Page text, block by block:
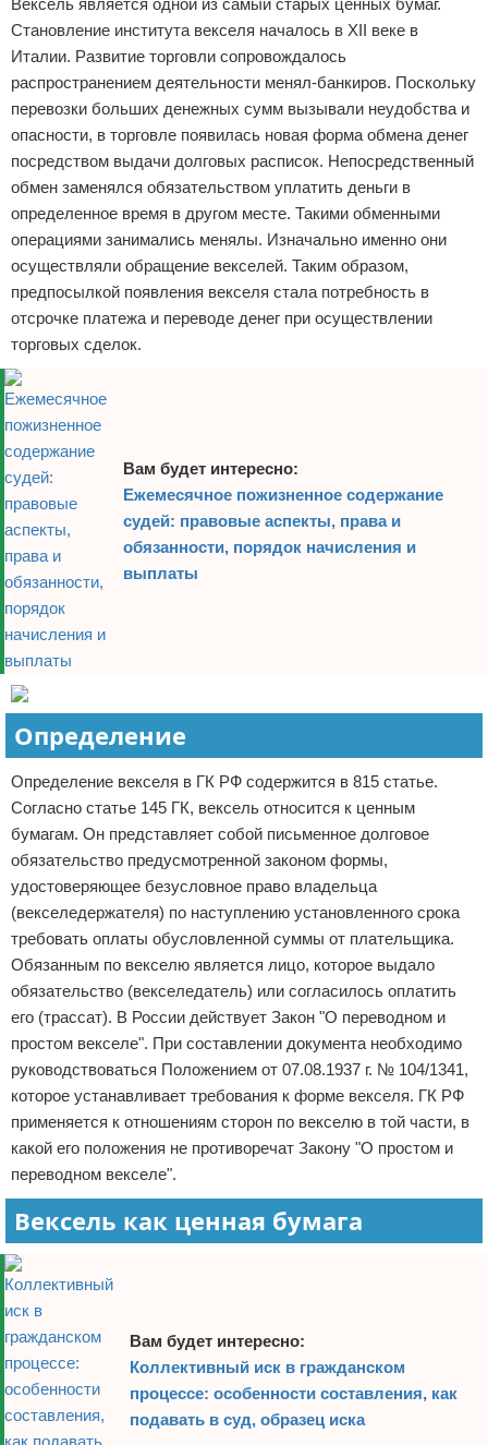
Кино и сериалы
Покупки
Мода и стиль
Отказ от ответственности
Вексель является одной из самый старых ценных бумаг.
Становление института векселя началось в XII веке в
Италии. Развитие торговли сопровождалось
распространением деятельности менял-банкиров. Поскольку
перевозки больших денежных сумм вызывали неудобства и
опасности, в торговле появилась новая форма обмена денег
посредством выдачи долговых расписок. Непосредственный
обмен заменялся обязательством уплатить деньги в
определенное время в другом месте. Такими обменными
операциями занимались менялы. Изначально именно они
осуществляли обращение векселей. Таким образом,
предпосылкой появления векселя стала потребность в
отсрочке платежа и переводе денег при осуществлении
торговых сделок.
Вам будет интересно:
Ежемесячное пожизненное содержание
судей: правовые аспекты, права и
обязанности, порядок начисления и
выплаты
Определение
Определение векселя в ГК РФ содержится в 815 статье.
Согласно статье 145 ГК, вексель относится к ценным
бумагам. Он представляет собой письменное долговое
обязательство предусмотренной законом формы,
удостоверяющее безусловное право владельца
(векселедержателя) по наступлению установленного срока
требовать оплаты обусловленной суммы от плательщика.
Обязанным по векселю является лицо, которое выдало
обязательство (векселедатель) или согласилось оплатить
его (трассат). В России действует Закон "О переводном и
простом векселе". При составлении документа необходимо
руководствоваться Положением от 07.08.1937 г. № 104/1341,
которое устанавливает требования к форме векселя. ГК РФ
применяется к отношениям сторон по векселю в той части, в
какой его положения не противоречат Закону "О простом и
переводном векселе".
Вексель как ценная бумага
Вам будет интересно:
Коллективный иск в гражданском
процессе: особенности составления, как
подавать в суд, образец иска